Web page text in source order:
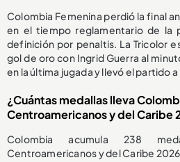
Colombia Femenina perdió la final
en el tiempo reglamentario de la
definición por penaltis. La Tricolor
gol de oro con Ingrid Guerra al
en la última jugada y llevó el partido
¿Cuántas medallas lleva
Centroamericanos y del Caribe
Colombia acumula 238
Centroamericanos y del Caribe